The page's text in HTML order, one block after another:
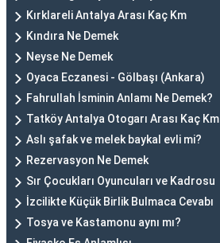
Kırklareli Antalya Arası Kaç Km
Kındıra Ne Demek
Neyse Ne Demek
Oyaca Eczanesi - Gölbaşı (Ankara)
Fahrullah İsminin Anlamı Ne Demek?
Tatköy Antalya Otogarı Arası Kaç Km
Aslı şafak ve melek baykal evli mi?
Rezervasyon Ne Demek
Sır Çocukları Oyuncuları ve Kadrosu
İzcilikte Küçük Birlik Bulmaca Cevabı
Tosya ve Kastamonu aynı mı?